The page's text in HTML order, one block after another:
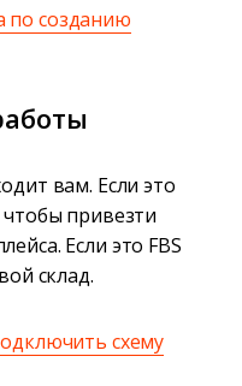
по созданию
вам. Если это
чтобы привезти
Если это FBS
склад.
схему